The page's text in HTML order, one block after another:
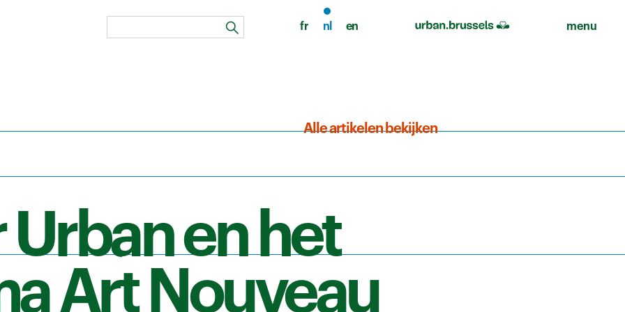
zoeken
fr nl en menu
Alle artikelen bekijken
en het
Art Nouveau